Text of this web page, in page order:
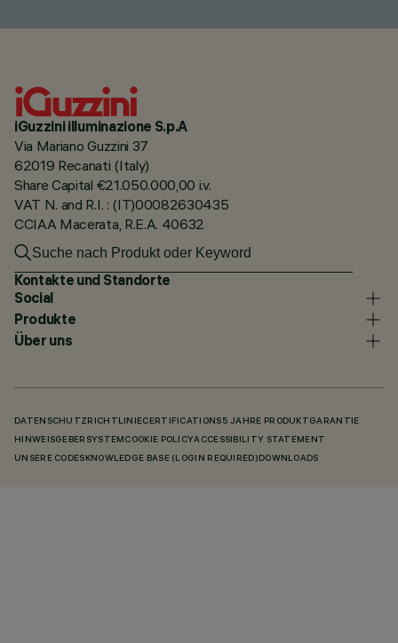
iGuzzini illuminazione S.p.A
Via Mariano Guzzini 37
62019 Recanati (Italy)
Share Capital €21.050.000,00 i.v.
VAT N. and R.I. : (IT)00082630435
CCIAA Macerata, R.E.A. 40632
Kontakte und Standorte
Social
Produkte
Über uns
DATENSCHUTZRICHTLINIECERTIFICATIONS 5 JAHRE PRODUKTGARANTIE
HINWEISGEBERSYSTEM COOKIE POLICYACCESSIBILITY STATEMENT
UNSERE CODES KNOWLEDGE BASE (LOGIN REQUIRED) DOWNLOADS